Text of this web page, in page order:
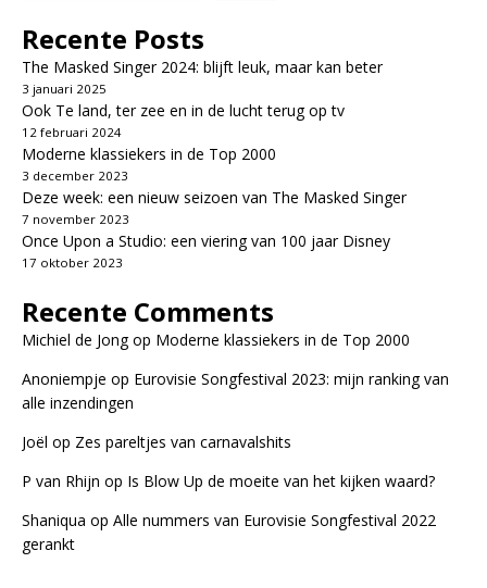
Recente Posts
The Masked Singer 2024: blijft leuk, maar kan beter
3 januari 2025
Ook Te land, ter zee en in de lucht terug op tv
12 februari 2024
Moderne klassiekers in de Top 2000
3 december 2023
Deze week: een nieuw seizoen van The Masked Singer
7 november 2023
Once Upon a Studio: een viering van 100 jaar Disney
17 oktober 2023
Recente Comments
Michiel de Jongop Moderne klassiekers in de Top 2000
Anoniempje op Eurovisie Songfestival 2023: mijn ranking van
alle inzendingen
Joël op Zes pareltjes van carnavalshits
P van Rhijn op Is Blow Up de moeite van het kijken waard?
Shaniqua op Alle nummers van Eurovisie Songfestival 2022
gerankt